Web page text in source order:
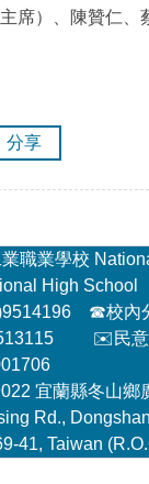
席）、陳贊仁、
分享
職業學校
High School
☎校內
✉️民意
宜蘭縣冬山鄉
Rd.,
41, Taiwan